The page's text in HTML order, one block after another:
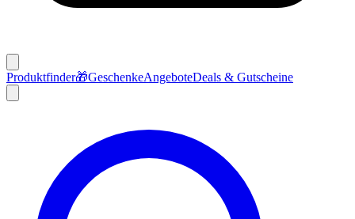
Produktfinder🎁GeschenkeAngeboteDeals & Gutscheine